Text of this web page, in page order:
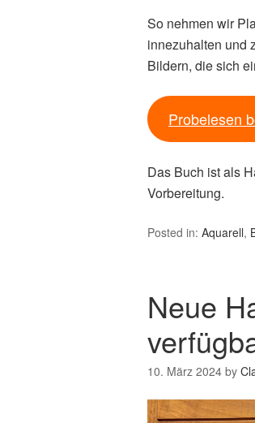
So nehmen wir
innezuhalten und
Bildern, die sich
Probelesen
Das Buch ist als
Vorbereitung.
Posted in: Aquarell,
Neue
10. März 2024 by